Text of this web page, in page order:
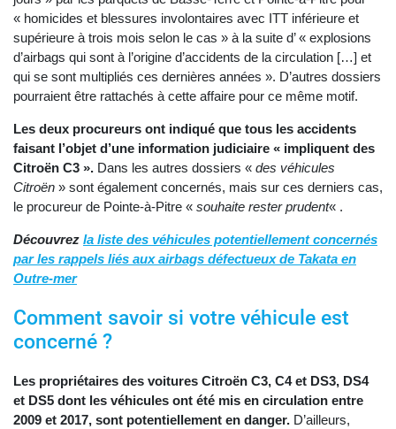
« homicides et blessures involontaires avec ITT inférieure et
supérieure à trois mois selon le cas » à la suite d’ « explosions
d’airbags qui sont à l’origine d’accidents de la circulation […] et
qui se sont multipliés ces dernières années ». D’autres dossiers
pourraient être rattachés à cette affaire pour ce même motif.
Les deux procureurs ont indiqué que tous les accidents
faisant l’objet d’une information judiciaire « impliquent des
Citroën C3 ». Dans les autres dossiers « des véhicules
Citroën » sont également concernés, mais sur ces derniers cas,
le procureur de Pointe-à-Pitre « souhaite rester prudent« .
Découvrez la liste des véhicules potentiellement concernés
par les rappels liés aux airbags défectueux de Takata en
Outre-mer
Comment savoir si votre véhicule est
concerné ?
Les propriétaires des voitures Citroën C3, C4 et DS3, DS4
et DS5 dont les véhicules ont été mis en circulation entre
2009 et 2017, sont potentiellement en danger. D’ailleurs,